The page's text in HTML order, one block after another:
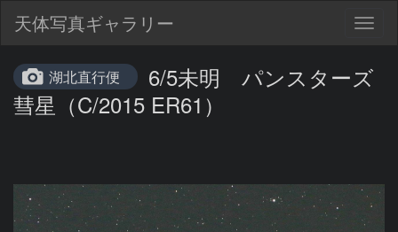
天体写真ギャラリー
湖北直行便
6/5未明 パンスターズ
彗星（C/2015 ER61）